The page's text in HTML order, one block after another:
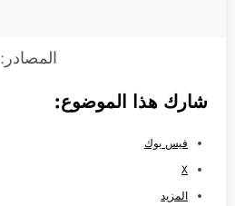
المصادر:
شارك هذا الموضوع:
فيس بوك
X
المزيد